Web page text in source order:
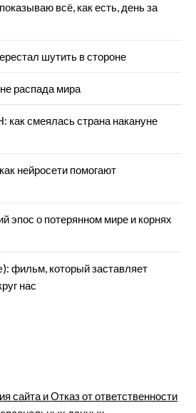
всё, как есть, день за
шутить в стороне
распада мира
как смеялась страна накануне
нейросети помогают
эпос о потерянном мире и корнях
фильм, который заставляет
нас
сайта и Отказ от ответственности